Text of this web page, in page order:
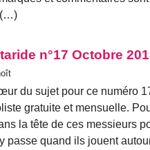
(…)
n°17 Octobre
du sujet pour ce numéro
gratuite et mensuelle.
la tête de ces messieurs
passe quand ils jouent